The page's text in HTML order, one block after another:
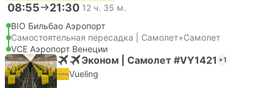
08:55 21:30 12 ч. 35 м.
BIO Бильбао Аэропорт
Самостоятельная пересадка | Самолет+Самолет
VCE Аэропорт Венеции
Эконом | Самолет #VY1421 +1
Vueling